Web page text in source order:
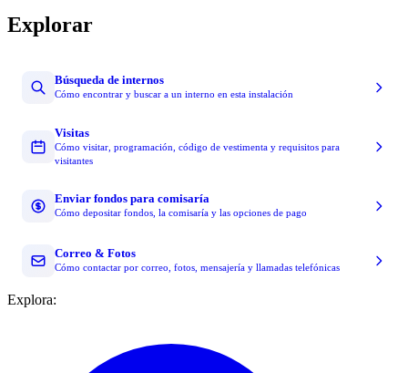
Explorar
Búsqueda de internos
Cómo encontrar y buscar a un interno en esta instalación
Visitas
Cómo visitar, programación, código de vestimenta y requisitos para
visitantes
Enviar fondos para comisaría
Cómo depositar fondos, la comisaría y las opciones de pago
Correo & Fotos
Cómo contactar por correo, fotos, mensajería y llamadas telefónicas
Explora: